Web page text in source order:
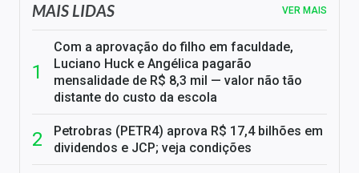
MAIS LIDAS VER MAIS
Com a aprovação do filho em faculdade,
Luciano Huck e Angélica pagarão
mensalidade de R$ 8,3 mil — valor não tão
distante do custo da escola
Petrobras (PETR4) aprova R$ 17,4 bilhões em
dividendos e JCP; veja condições